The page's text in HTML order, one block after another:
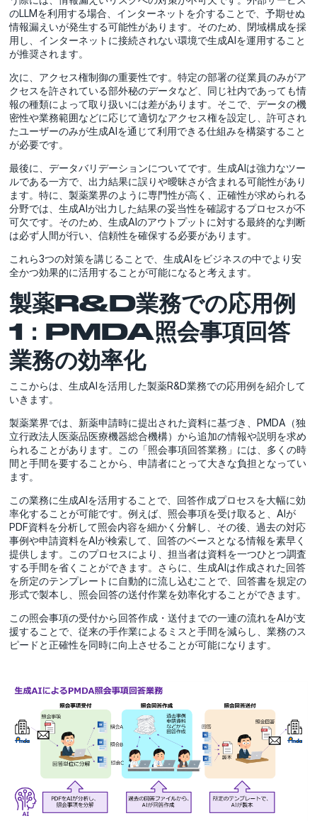
のLLMを利用する場合、インターネットを介することで、予期せぬ
情報漏えいが発生する可能性があります。そのため、閉域構成を採
用し、インターネットに接続されない環境で生成AIを運用すること
が推奨されます。
次に、アクセス権制御の重要性です。特定の部署の従業員のみがア
クセスを許されている部外秘のデータなど、同じ社内であっても情
報の種類によって取り扱いには差があります。そこで、データの機
密性や業務範囲などに応じて適切なアクセス権を設定し、許可され
たユーザーのみが生成AIを通じて利用できる仕組みを構築すること
が必要です。
最後に、データバリデーションについてです。生成AIは強力なツー
ルである一方で、出力結果に誤りや曖昧さが含まれる可能性があり
ます。特に、製薬業界のように専門性が高く、正確性が求められる
分野では、生成AIが出力した結果の妥当性を確認するプロセスが不
可欠です。そのため、生成AIのアウトプットに対する最終的な判断
は必ず人間が行い、信頼性を確保する必要があります。
これら3つの対策を講じることで、生成AIをビジネスの中でより安
全かつ効果的に活用することが可能になると考えます。
製薬R&D業務での応用例
1：PMDA照会事項回答
業務の効率化
ここからは、生成AIを活用した製薬R&D業務での応用例を紹介して
いきます。
製薬業界では、新薬申請時に提出された資料に基づき、PMDA（独
立行政法人医薬品医療機器総合機構）から追加の情報や説明を求め
られることがあります。この「照会事項回答業務」には、多くの時
間と手間を要することから、申請者にとって大きな負担となってい
ます。
この業務に生成AIを活用することで、回答作成プロセスを大幅に効
率化することが可能です。例えば、照会事項を受け取ると、AIが
PDF資料を分析して照会内容を細かく分解し、その後、過去の対応
事例や申請資料をAIが検索して、回答のベースとなる情報を素早く
提供します。このプロセスにより、担当者は資料を一つひとつ調査
する手間を省くことができます。さらに、生成AIは作成された回答
を所定のテンプレートに自動的に流し込むことで、回答書を規定の
形式で製本し、照会回答の送付作業を効率化することができます。
この照会事項の受付から回答作成・送付までの一連の流れをAIが支
援することで、従来の手作業によるミスと手間を減らし、業務のス
ピードと正確性を同時に向上させることが可能になります。